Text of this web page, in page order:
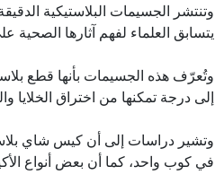
وتنتشر الجسيمات البلاستيكية
يتسابق العلماء لفهم آثارها الصحية
وتُعرّف هذه الجسيمات بأنها قطع
إلى درجة تمكنها من اختراق الخلايا
وتشير دراسات إلى أن كيس شاي
في كوب واحد، كما أن بعض أنواع